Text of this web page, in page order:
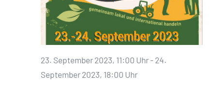
23. September 2023, 11:00 Uhr- 24.
September 2023, 18:00 Uhr